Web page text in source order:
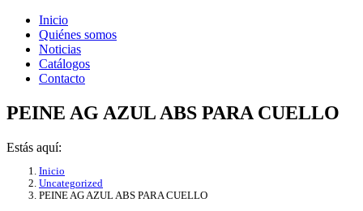
Inicio
Quiénes somos
Noticias
Catálogos
Contacto
PEINE AG AZUL ABS PARA CUELLO
Estás aquí:
Inicio
Uncategorized
PEINE AG AZUL ABS PARA CUELLO